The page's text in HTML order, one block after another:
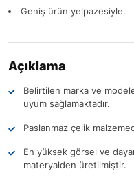
Geniş ürün yelpazesiyle.
Açıklama
Belirtilen marka ve
uyum sağlamaktadır.
Paslanmaz çelik
En yüksek görsel ve
materyalden üretilmiştir.